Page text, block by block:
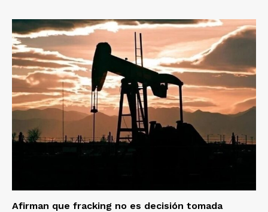
Afirman que fracking no es decisión tomada